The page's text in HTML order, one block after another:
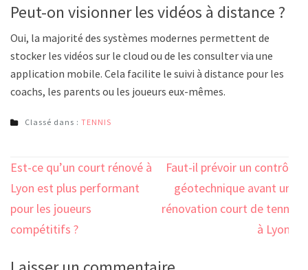
Peut-on visionner les vidéos à distance ?
Oui, la majorité des systèmes modernes permettent de
stocker les vidéos sur le cloud ou de les consulter via une
application mobile. Cela facilite le suivi à distance pour les
coachs, les parents ou les joueurs eux-mêmes.
Classé dans : TENNIS
Navigation
de
l’article
Est-ce qu’un court rénové à
Lyon est plus performant
pour les joueurs
compétitifs ?
Faut-il prévoir un contrôle
géotechnique avant une
rénovation court de tennis
à Lyon ?